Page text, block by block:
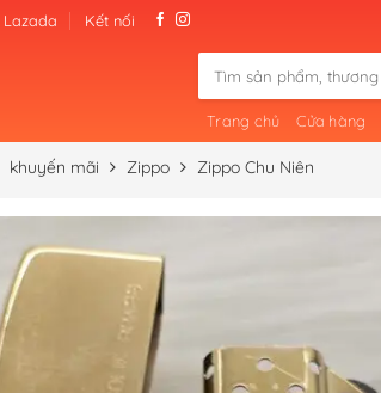
Lazada Kết nối
Tìm
Trang chủ Cửa hàng
khuyến mãi Zippo Zippo Chu Niên